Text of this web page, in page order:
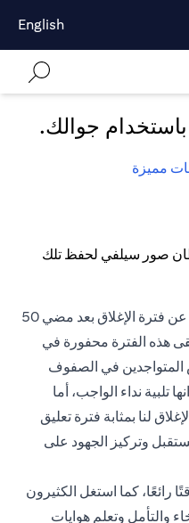
English
جوالك.
مميزة
تخيل أنك تحكي لأطفالك أو أحفادك عن فترة الإغلاق بعد مضي 50
هذه الفترة محفورة في
المتواجدين في الصفوف
تلبية نداء الواجب، أما
لنا بمثابة فترة تعليق
وتركيز الجهود على
رائعًا، كما استغل الكثيرون
والتأمل وتعلم هوايات